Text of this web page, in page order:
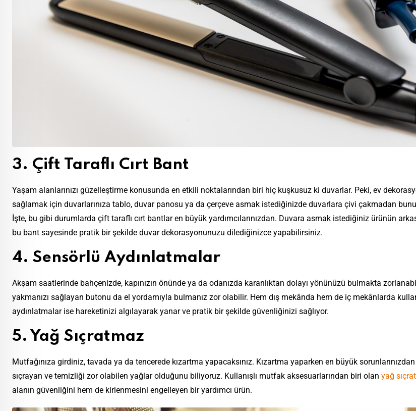
3. Çift Taraflı Cırt Bant
Yaşam alanlarınızı güzelleştirme konusunda en etkili noktalarından biri hiç kuşkusuz ki duvarlar. Peki, ev
sağlamak için duvarlarınıza tablo, duvar panosu ya da çerçeve asmak istediğinizde duvarlara çivi çakmadan bunu
İşte, bu gibi durumlarda çift taraflı cırt bantlar en büyük yardımcılarınızdan. Duvara asmak istediğiniz ürünün
bu bant sayesinde pratik bir şekilde duvar dekorasyonunuzu dilediğinizce yapabilirsiniz.
4. Sensörlü Aydınlatmalar
Akşam saatlerinde bahçenizde, kapınızın önünde ya da odanızda karanlıktan dolayı yönünüzü bulmakta
yakmanızı sağlayan butonu da el yordamıyla bulmanız zor olabilir. Hem dış mekânda hem de iç mekânlarda
aydınlatmalar ise hareketinizi algılayarak yanar ve pratik bir şekilde güvenliğinizi sağlıyor.
5. Yağ Sıçratmaz
Mutfağınıza girdiniz, tavada ya da tencerede kızartma yapacaksınız. Kızartma yaparken en büyük
sıçrayan ve temizliği zor olabilen yağlar olduğunu biliyoruz. Kullanışlı mutfak aksesuarlarından biri olan yağ
alanın güvenliğini hem de kirlenmesini engelleyen bir yardımcı ürün.